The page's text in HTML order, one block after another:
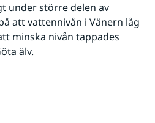
under större delen av
att vattennivån i Vänern låg
minska nivån tappades
älv.